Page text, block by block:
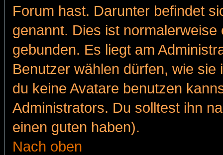
Forum hast. Darunter befindet
genannt. Dies ist
gebunden. Es liegt am
Benutzer wählen dürfen, wie
du keine Avatare benutzen
Administrators. Du solltest ihn
einen guten haben).
Nach oben